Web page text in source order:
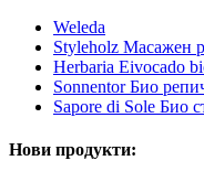
Weleda
Styleholz Масажен
Herbaria Eivocado
Sonnentor Био
Sapore di Sole Био
Нови продукти: